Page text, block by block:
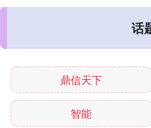
话
鼎信天下
智能